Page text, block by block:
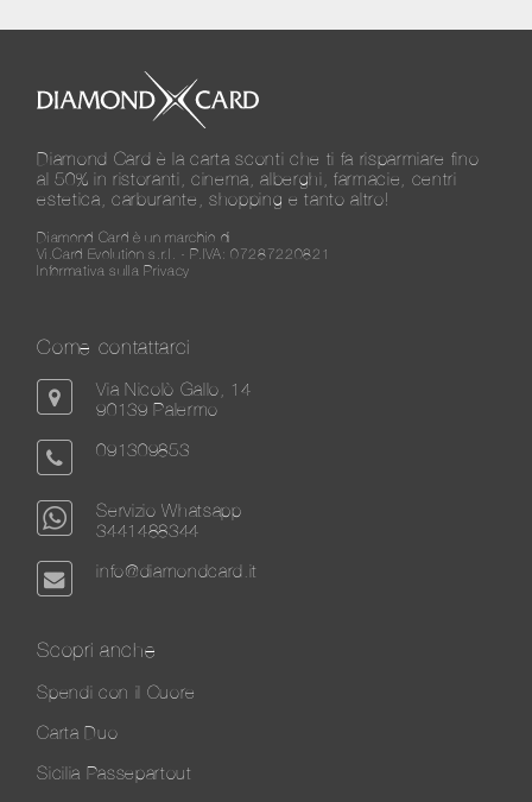
Diamond Card è la carta sconti che ti fa risparmiare fino
al 50% in ristoranti, cinema, alberghi, farmacie, centri
estetica, carburante, shopping e tanto altro!
Diamond Card è un marchio di
Vi.Card Evolution s.r.l. - P.IVA: 07287220821
Informativa sulla Privacy
Come contattarci
Via Nicolò Gallo, 14
90139 Palermo
091309853
Servizio Whatsapp
3441488344
info@diamondcard.it
Scopri anche
Spendi con il Cuore
Carta Duo
Sicilia Passepartout